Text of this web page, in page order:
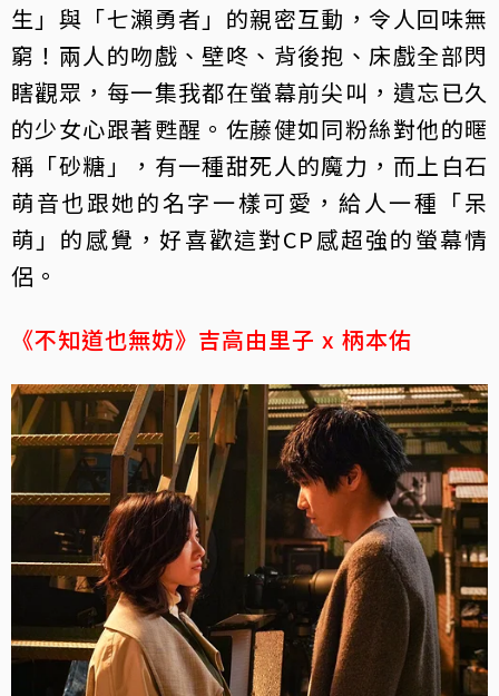
生」與「七瀨勇者」的親密互動，令人回味無
窮！兩人的吻戲、壁咚、背後抱、床戲全部閃
瞎觀眾，每一集我都在螢幕前尖叫，遺忘已久
的少女心跟著甦醒。佐藤健如同粉絲對他的暱
稱「砂糖」，有一種甜死人的魔力，而上白石
萌音也跟她的名字一樣可愛，給人一種「呆
萌」的感覺，好喜歡這對CP感超強的螢幕情
侶。
《不知道也無妨》吉高由里子 x 柄本佑